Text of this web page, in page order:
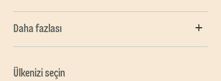
Daha fazlası
Ülkenizi seçin